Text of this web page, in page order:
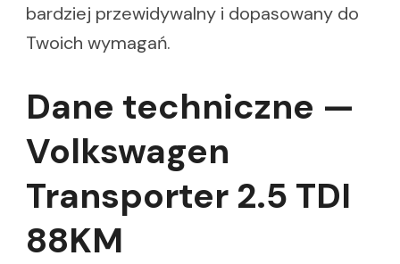
bardziej przewidywalny i dopasowany do
Twoich wymagań.
Dane techniczne —
Volkswagen
Transporter 2.5 TDI
88KM